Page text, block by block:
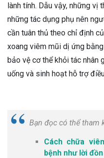
lành tính. Dẫu vậy, những vị
những tác dụng phụ nên
cần tuân thủ theo chỉ định
xoang viêm mũi dị ứng
bảo vệ cơ thể khỏi tác nhân
uống và sinh hoạt hỗ trợ
Bạn đọc có thể tham
Cách chữa
bệnh như lời